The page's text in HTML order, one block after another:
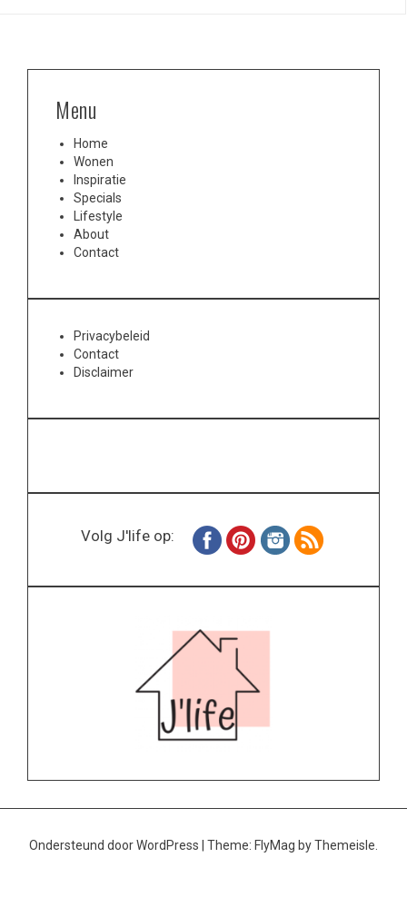
Menu
Home
Wonen
Inspiratie
Specials
Lifestyle
About
Contact
Privacybeleid
Contact
Disclaimer
Volg J'life op:
Ondersteund door WordPress Theme: FlyMag by Themeisle.